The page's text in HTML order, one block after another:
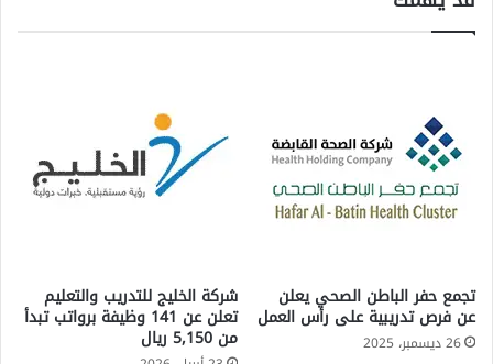
تجمع حفر الباطن الصحي يعلن
عن فرص تدريبية على رأس العمل
26 ديسمبر، 2025
شركة الخليج للتدريب والتعليم
تعلن عن 141 وظيفة برواتب تبدأ
من 5,150 ريال